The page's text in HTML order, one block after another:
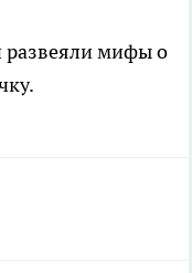
развеяли мифы о